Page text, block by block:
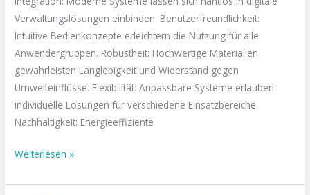
Verwaltungslösungen einbinden. Benutzerfreundlichkeit:
Intuitive Bedienkonzepte erleichtern die Nutzung für alle
Anwendergruppen. Robustheit: Hochwertige Materialien
gewährleisten Langlebigkeit und Widerstand gegen
Umwelteinflüsse. Flexibilität: Anpassbare Systeme erlauben
individuelle Lösungen für verschiedene Einsatzbereiche.
Nachhaltigkeit: Energieeffiziente
Weiterlesen »